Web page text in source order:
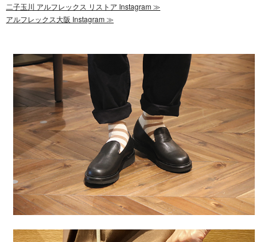
二子玉川 アルフレックス リストア Instagram ≫
アルフレックス大阪 Instagram ≫